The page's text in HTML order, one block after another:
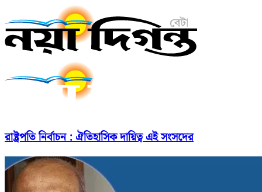
রাষ্ট্রপতি নির্বাচন : ঐতিহাসিক দায়িত্ব এই সংসদের